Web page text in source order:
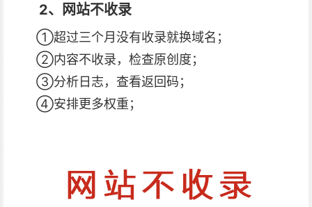
2、网站不收录
①超过三个月没有收录就换域名；
②内容不收录，检查原创度；
③分析日志，查看返回码；
④安排更多权重；